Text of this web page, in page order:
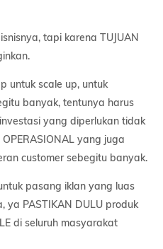
tapi karena TUJUAN
untuk scale up, untuk
banyak, tentunya harus
yang diperlukan tidak
yang juga
customer sebegitu banyak.
pasang iklan yang luas
ya PASTIKAN DULU produk
di seluruh masyarakat